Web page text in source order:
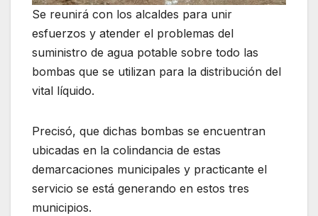
Se reunirá con los alcaldes para unir
esfuerzos y atender el problemas del
suministro de agua potable sobre todo las
bombas que se utilizan para la distribución del
vital líquido.
Precisó, que dichas bombas se encuentran
ubicadas en la colindancia de estas
demarcaciones municipales y practicante el
servicio se está generando en estos tres
municipios.